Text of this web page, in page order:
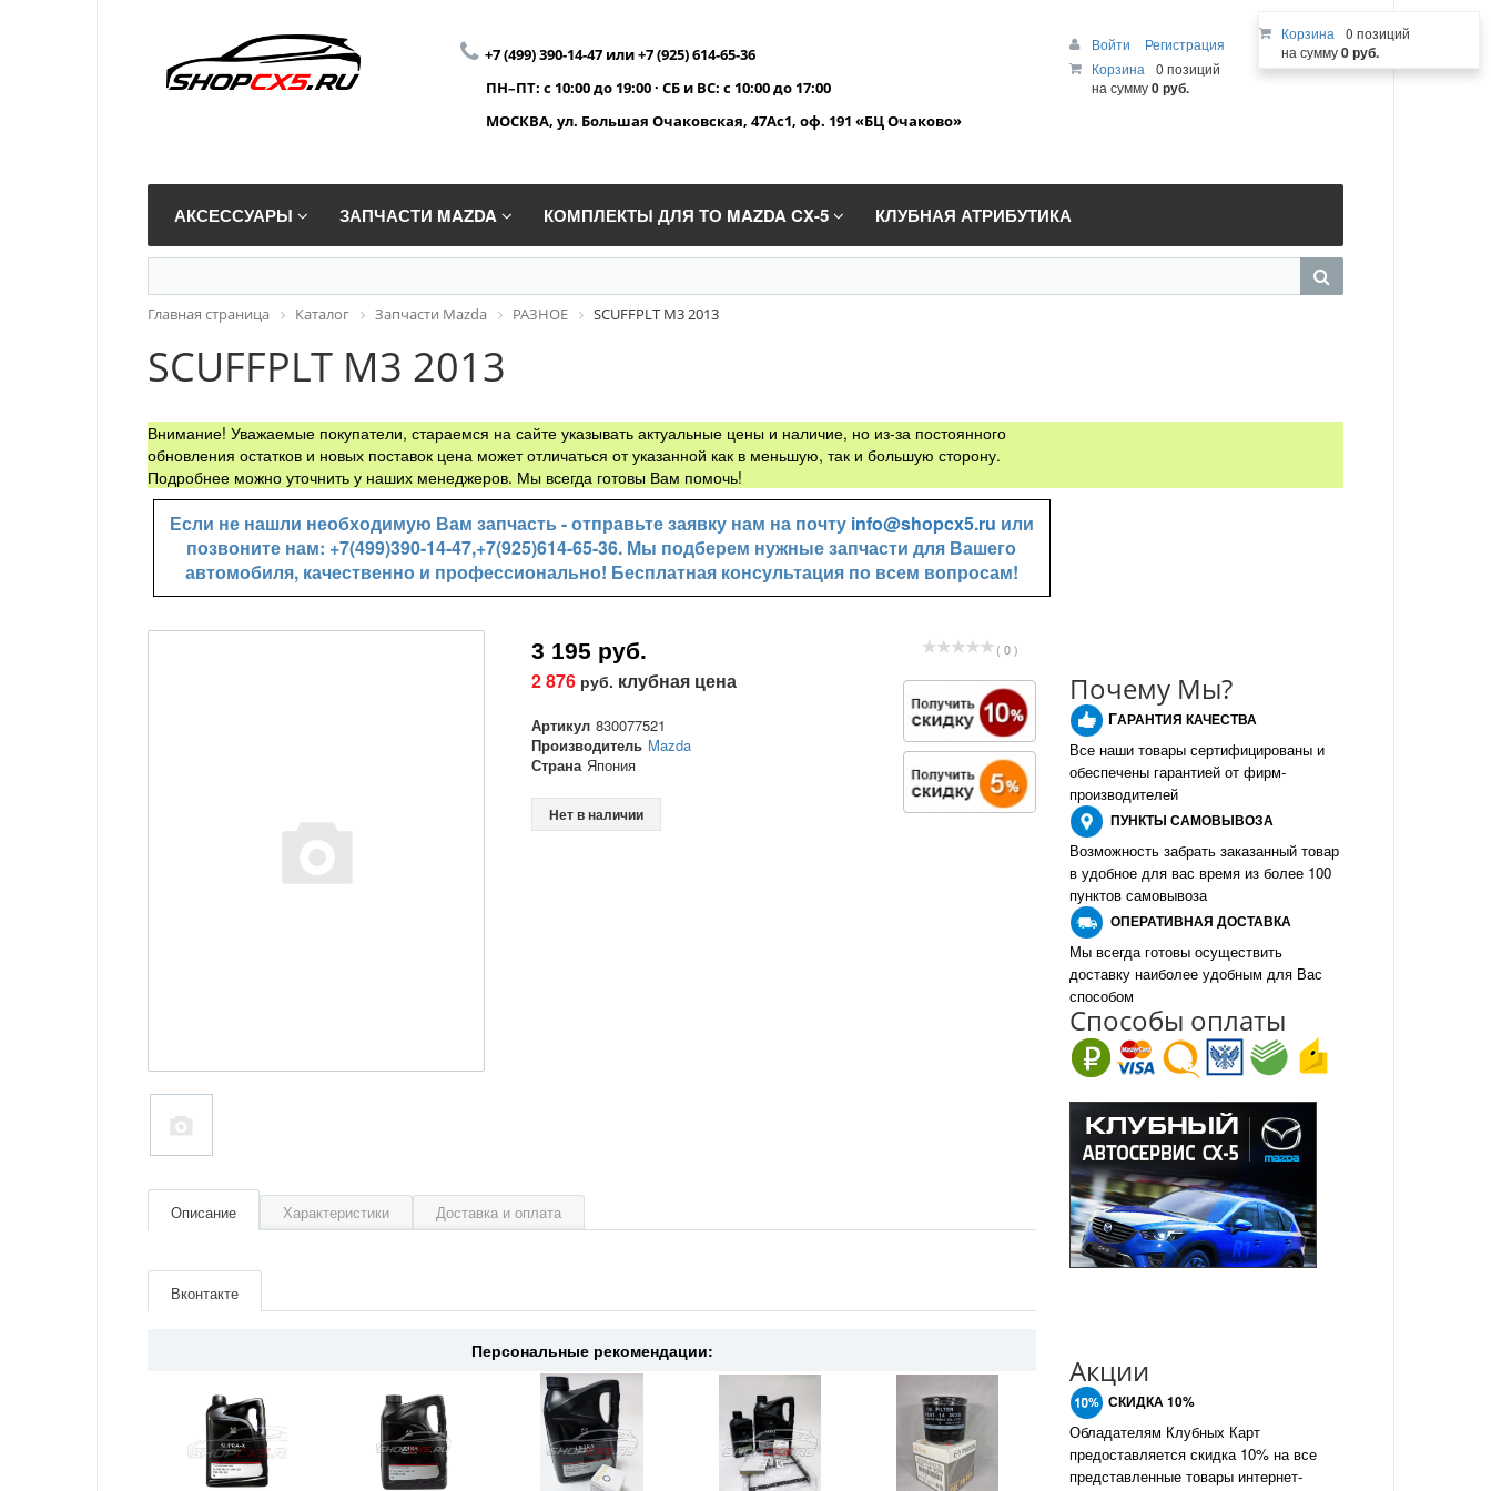
+7 (499) 390-14-47 или +7 (925) 614-65-36
ПН–ПТ: с 10:00 до 19:00 · СБ и ВС: с 10:00 до 17:00
МОСКВА, ул. Большая Очаковская, 47Ас1, оф. 191 «БЦ Очаково»
Войти
Регистрация
Корзина
0 позиций
на сумму0 руб.
АКСЕССУАРЫ ЗАПЧАСТИ MAZDA КОМПЛЕКТЫ ДЛЯ ТО MAZDA CX-5 КЛУБНАЯ АТРИБУТИКА
Главная страница Каталог Запчасти Mazda РАЗНОЕ SCUFFPLT M3 2013
SCUFFPLT M3 2013
Внимание! Уважаемые покупатели, стараемся на сайте указывать актуальные цены и наличие, но из-за постоянного
обновления остатков и новых поставок цена может отличаться от указанной как в меньшую, так и большую сторону.
Подробнее можно уточнить у наших менеджеров. Мы всегда готовы Вам помочь!
Если не нашли необходимую Вам запчасть - отправьте заявку нам на почту info@shopcx5.ru или
позвоните нам: +7(499)390-14-47,+7(925)614-65-36. Мы подберем нужные запчасти для Вашего
автомобиля, качественно и профессионально! Бесплатная консультация по всем вопросам!
( 0 )
3 195 руб.
2 876 руб. клубная цена
Артикул 830077521
Производитель Mazda
Страна Япония
Нет в наличии
Описание Характеристики Доставка и оплата
Страна Япония
Вконтакте
Персональные рекомендации:
Почему Мы?
ГАРАНТИЯ КАЧЕСТВА
Все наши товары сертифицированы и
обеспечены гарантией от фирм-
производителей
ПУНКТЫ САМОВЫВОЗА
Возможность забрать заказанный товар
в удобное для вас время из более 100
пунктов самовывоза
ОПЕРАТИВНАЯ ДОСТАВКА
Мы всегда готовы осуществить
доставку наиболее удобным для Вас
способом
Способы оплаты
Корзина
0 позиций
на сумму0 руб.
Акции
СКИДКА 10%
Обладателям Клубных Карт
предоставляется скидка 10% на все
представленные товары интернет-